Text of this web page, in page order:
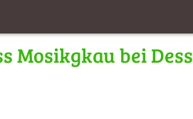
Mosikgkau bei